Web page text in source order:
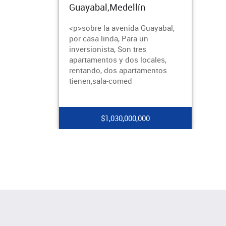
Guayabal,Medellín
<p>sobre la avenida Guayabal,
por casa linda, Para un
inversionista, Son tres
apartamentos y dos locales,
rentando, dos apartamentos
tienen,sala-comed
$1,030,000,000